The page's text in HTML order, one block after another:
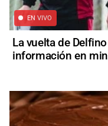
EN VIVO
La vuelta de
información en